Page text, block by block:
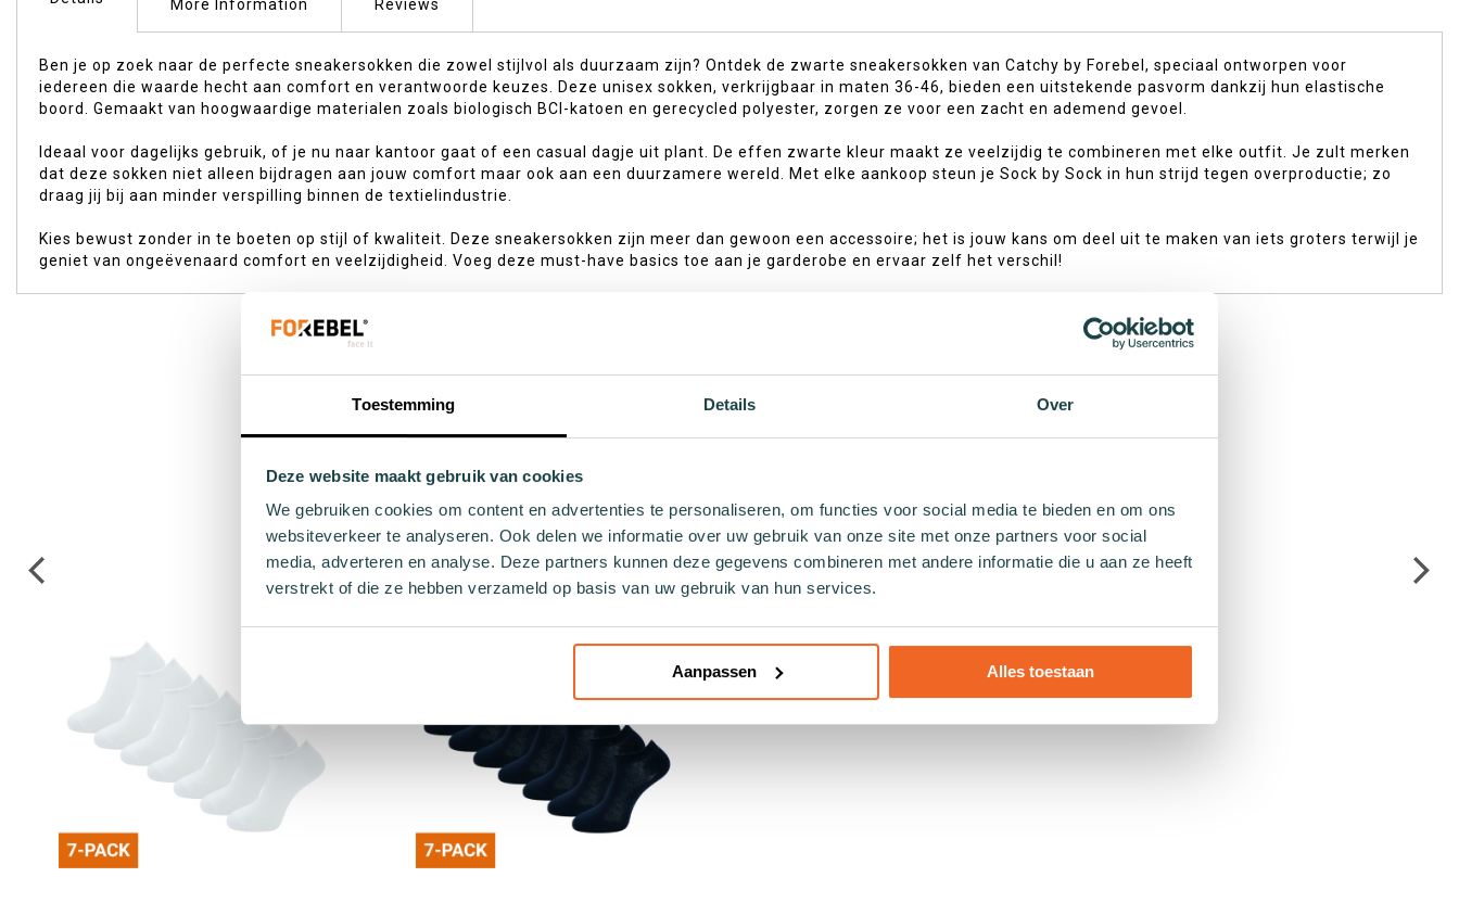
Toestemming Details Over
Deze website maakt gebruik van cookies
We gebruiken cookies om content en advertenties te personaliseren, om functies voor social media te bieden en om ons
websiteverkeer te analyseren. Ook delen we informatie over uw gebruik van onze site met onze partners voor social
media, adverteren en analyse. Deze partners kunnen deze gegevens combineren met andere informatie die u aan ze heeft
verstrekt of die ze hebben verzameld op basis van uw gebruik van hun services.
Aanpassen Alles toestaan
gallery
Ben je op zoek naar de perfecte sneakersokken die zowel stijlvol als duurzaam zijn? Ontdek de zwarte sneakersokken van Catchy by Forebel, speciaal ontworpen voor
iedereen die waarde hecht aan comfort en verantwoorde keuzes. Deze unisex sokken, verkrijgbaar in maten 36-46, bieden een uitstekende pasvorm dankzij hun elastische
boord. Gemaakt van hoogwaardige materialen zoals biologisch BCI-katoen en gerecycled polyester, zorgen ze voor een zacht en ademend gevoel.
Ideaal voor dagelijks gebruik, of je nu naar kantoor gaat of een casual dagje uit plant. De effen zwarte kleur maakt ze veelzijdig te combineren met elke outfit. Je zult merken
dat deze sokken niet alleen bijdragen aan jouw comfort maar ook aan een duurzamere wereld. Met elke aankoop steun je Sock by Sock in hun strijd tegen overproductie; zo
draag jij bij aan minder verspilling binnen de textielindustrie.
Kies bewust zonder in te boeten op stijl of kwaliteit. Deze sneakersokken zijn meer dan gewoon een accessoire; het is jouw kans om deel uit te maken van iets groters terwijl je
geniet van ongeëvenaard comfort en veelzijdigheid. Voeg deze must-have basics toe aan je garderobe en ervaar zelf het verschil!
More Information Reviews
RELATED PRODUCTS